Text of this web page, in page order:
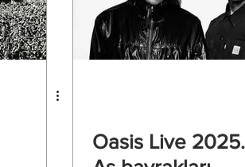
Oasis Live